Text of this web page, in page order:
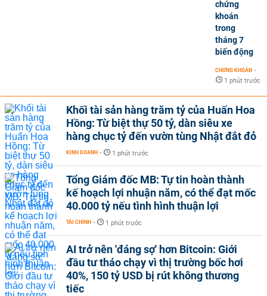
chứng
khoán
trong
tháng 7
biến động
CHỨNG KHOÁN -
1 phút trước
Khối tài sản hàng trăm tỷ của Huấn Hoa
Hồng: Từ biệt thự 50 tỷ, dàn siêu xe
hàng chục tỷ đến vườn tùng Nhật đắt đỏ
KINH DOANH - 1 phút trước
Tổng Giám đốc MB: Tự tin hoàn thành
kế hoạch lợi nhuận năm, có thể đạt mốc
40.000 tỷ nếu tình hình thuận lợi
TÀI CHÍNH - 1 phút trước
AI trở nên 'đáng sợ' hơn Bitcoin: Giới
đầu tư tháo chạy vì thị trường bốc hơi
40%, 150 tỷ USD bị rút không thương
tiếc